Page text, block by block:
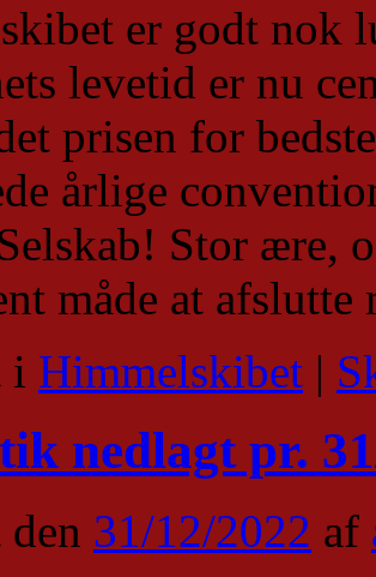
er godt nok
levetid er nu
prisen for
årlige
Stor ære,
måde at afslutte
i Himmelskibet |
nedlagt pr.
31/12/2022 af